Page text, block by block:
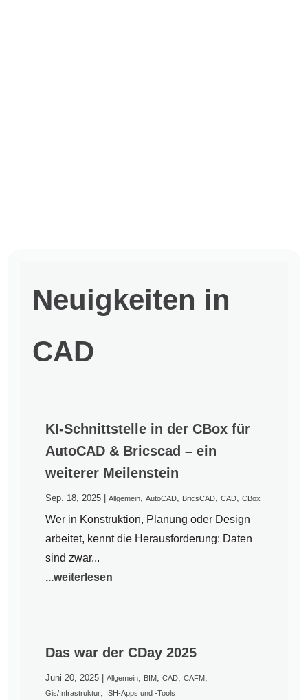
Neuigkeiten in
CAD
KI-Schnittstelle in der CBox für
AutoCAD & Bricscad – ein
weiterer Meilenstein
Sep. 18, 2025 |Allgemein,AutoCAD, BricsCAD,CAD,CBox
Wer in Konstruktion, Planung oder Design
arbeitet, kennt die Herausforderung: Daten
sind zwar...
...weiterlesen
Das war der CDay 2025
Juni 20, 2025 |Allgemein, BIM,CAD,CAFM,
Gis/Infrastruktur, ISH-Apps und -Tools